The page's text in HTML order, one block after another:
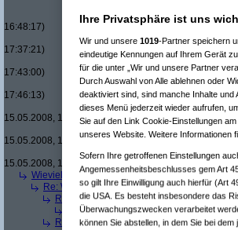
16:48:17)
17:37:21)
17:43:00)
17:46:13)
15.05.2008, 17:49:46)
15.05.2008, 18:07:18)
15.05.2008, 18:13:17)
Wieviele blus/hd-dvds habt ihr schon?(brösl
Re: Wieviele blus/hd-dvds habt ihr schon?(
Re(2): Wieviele blus/hd-dvds habt ihr
Re(3): Wieviele blus/hd-dvds habt ihr
Re(2): Wieviele blus/hd-dvds habt ihr
Ihre Privatsphäre ist uns
Wir und unsere 1019-Partner speichern
eindeutige Kennungen auf Ihrem Gerät
für die unter „Wir und unsere Partner
Durch Auswahl von Alle ablehnen oder
deaktiviert sind, sind manche Inhalte
dieses Menü jederzeit wieder aufrufen,
Sie auf den Link Cookie-Einstellungen
unseres Website. Weitere Informationen
Sofern Ihre getroffenen Einstellungen
Angemessenheitsbeschlusses gem Art
so gilt Ihre Einwilligung auch hierfür (Art
die USA. Es besteht insbesondere das
Überwachungszwecken verarbeitet
können Sie abstellen, in dem Sie bei